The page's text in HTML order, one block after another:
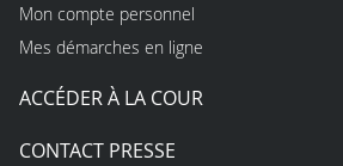
Mon compte personnel
Mes démarches en ligne
ACCÉDER À LA COUR
CONTACT PRESSE